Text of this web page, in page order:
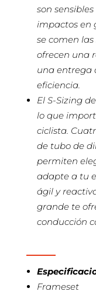
son
impactos en
se comen
ofrecen una
una entrega
eficiencia.
El S-Sizing
lo que
ciclista.
de tubo de
permiten
adapte a tu
ágil y
grande te
conducción
Frameset